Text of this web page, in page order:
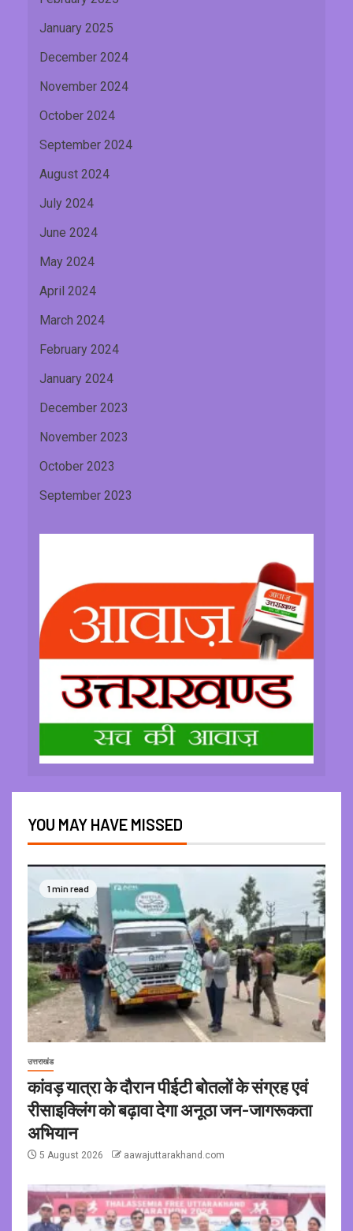
January 2025
December 2024
November 2024
October 2024
September 2024
August 2024
July 2024
June 2024
May 2024
April 2024
March 2024
February 2024
January 2024
December 2023
November 2023
October 2023
September 2023
YOU MAY HAVE MISSED
1 min read
उत्तराखंड
कांवड़ यात्रा के दौरान पीईटी बोतलों के संग्रह एवं
रीसाइक्लिंग को बढ़ावा देगा अनूठा जन-जागरूकता
अभियान
5 August 2026 aawajuttarakhand.com